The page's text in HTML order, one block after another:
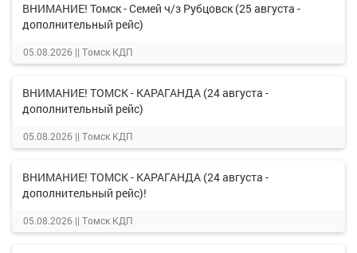
ВНИМАНИЕ! Томск - Семей ч/з Рубцовск (25 августа -
дополнительный рейс)
05.08.2026 || Томск КДП
ВНИМАНИЕ! ТОМСК - КАРАГАНДА (24 августа -
дополнительный рейс)
05.08.2026 || Томск КДП
ВНИМАНИЕ! ТОМСК - КАРАГАНДА (24 августа -
дополнительный рейс)!
05.08.2026 || Томск КДП